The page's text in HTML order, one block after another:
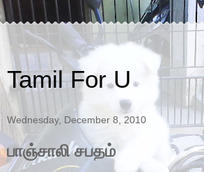
Tamil For U
Wednesday, December 8, 2010
பாஞ்சாலி சபதம்